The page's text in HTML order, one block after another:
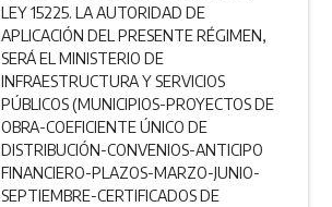
LEY 15225. LA AUTORIDAD DE
APLICACIÓN DEL PRESENTE RÉGIMEN,
SERÁ EL MINISTERIO DE
INFRAESTRUCTURA Y SERVICIOS
PÚBLICOS (MUNICIPIOS-PROYECTOS DE
OBRA-COEFICIENTE ÚNICO DE
DISTRIBUCIÓN-CONVENIOS-ANTICIPO
FINANCIERO-PLAZOS-MARZO-JUNIO-
SEPTIEMBRE-CERTIFICADOS DE